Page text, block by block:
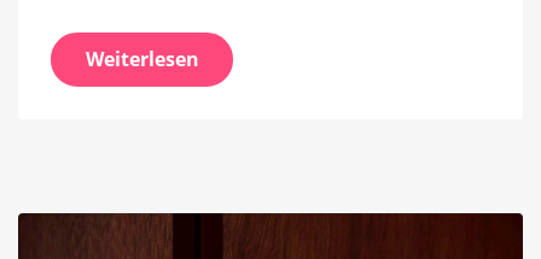
Weiterlesen